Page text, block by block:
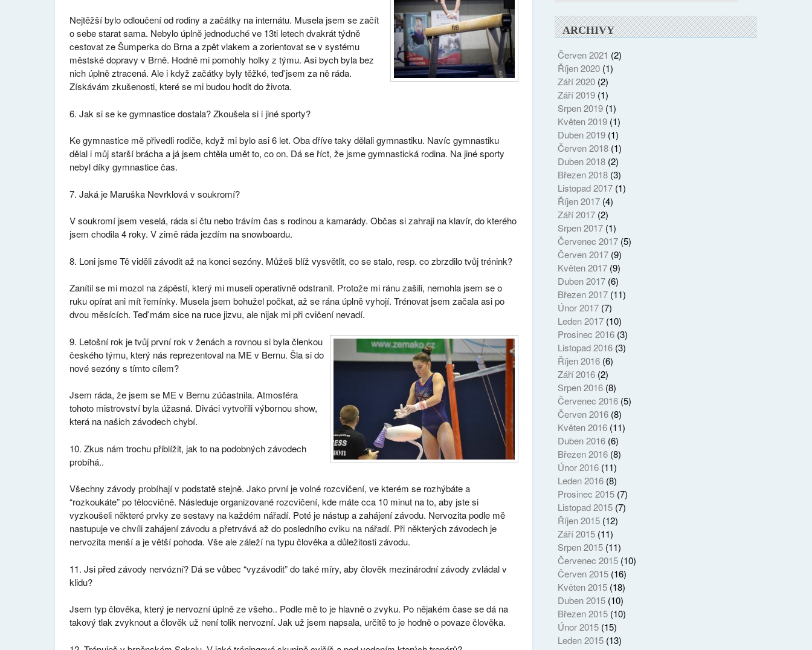
Nejtěžší bylo odloučení od rodiny a začátky na internátu. Musela jsem se začít
o sebe starat sama. Nebylo úplně jednoduché ve 13ti letech dvakrát týdně
cestovat ze Šumperka do Brna a zpět vlakem a zorientovat se v systému
městské dopravy v Brně. Hodně mi pomohly holky z týmu. Asi bych byla bez
nich úplně ztracená. Ale i když začátky byly těžké, teď jsem za ně ráda.
Získávám zkušenosti, které se mi budou hodit do života.
6. Jak si se ke gymnastice dostala? Zkoušela si i jiné sporty?
Ke gymnastice mě přivedli rodiče, když mi bylo asi 6 let. Oba dříve taky dělali gymnastiku. Navíc gymnastiku
dělal i můj starší brácha a já jsem chtěla umět to, co on. Dá se říct, že jsme gymnastická rodina. Na jiné sporty
nebyl díky gymnastice čas.
7. Jaká je Maruška Nevrklová v soukromí?
V soukromí jsem veselá, ráda si čtu nebo trávím čas s rodinou a kamarády. Občas si zahraji na klavír, do kterého
jsem chodila 4 roky. V zimě ráda jezdím na snowboardu.
8. Loni jsme Tě viděli závodit až na konci sezóny. Můžeš blíž vysvětlit, co se stalo, resp. co zbrzdilo tvůj trénink?
Zanítil se mi mozol na zápěstí, který mi museli operativně odstranit. Protože mi ránu zašili, nemohla jsem se o
ruku opírat ani mít řemínky. Musela jsem bohužel počkat, až se rána úplně vyhojí. Trénovat jsem začala asi po
dvou měsících. Teď mám sice na ruce jizvu, ale nijak mi při cvičení nevadí.
9. Letošní rok je tvůj první rok v ženách a rovnou si byla členkou
českého týmu, který nás reprezentoval na ME v Bernu. Šla si do
nové sezóny s tímto cílem?
Jsem ráda, že jsem se ME v Bernu zúčastnila. Atmosféra
tohoto mistrovství byla úžasná. Diváci vytvořili výbornou show,
která na našich závodech chybí.
10. Zkus nám trochu přiblížit, jak to na podobných závodech
probíhá..
Všechny závody probíhají v podstatě stejně. Jako první je volné rozcvičení, ve kterém se rozhýbáte a
“rozkoukáte” po tělocvičně. Následuje organizované rozcvičení, kde máte cca 10 minut na to, aby jste si
vyzkoušeli některé prvky ze sestavy na každém nářadí. Poté je nástup a zahájení závodu. Nervozita podle mě
nastupuje ve chvíli zahájení závodu a přetrvává až do posledního cviku na nářadí. Při některých závodech je
nervozita menší a je větší pohoda. Vše ale záleží na typu člověka a důležitosti závodu.
11. Jsi před závody nervózní? Dá se vůbec “vyzávodit” do také míry, aby člověk mezinárodní závody zvládal v
klidu?
Jsem typ člověka, který je nervozní úplně ze všeho.. Podle mě to je hlavně o zvyku. Po nějakém čase se dá na
takový tlak zvyknout a člověk už není tolik nervozní. Jak už jsem napsala, určitě to je hodně o povaze člověka.
ARCHIVY
Červen 2021 (2)
Říjen 2020(1)
Září 2020(2)
Září 2019(1)
Srpen 2019(1)
Květen 2019(1)
Duben 2019(1)
Červen 2018(1)
Duben 2018(2)
Březen 2018(3)
Listopad 2017(1)
Říjen 2017(4)
Září 2017(2)
Srpen 2017(1)
Červenec 2017(5)
Červen 2017(9)
Květen 2017(9)
Duben 2017(6)
Březen 2017(11)
Únor 2017(7)
Leden 2017(10)
Prosinec 2016(3)
Listopad 2016(3)
Říjen 2016(6)
Září 2016(2)
Srpen 2016(8)
Červenec 2016(5)
Červen 2016(8)
Květen 2016(11)
Duben 2016(6)
Březen 2016(8)
Únor 2016(11)
Leden 2016(8)
Prosinec 2015(7)
Listopad 2015(7)
Říjen 2015(12)
Září 2015(11)
Srpen 2015(11)
Červenec 2015(10)
Červen 2015(16)
Květen 2015(18)
Duben 2015(10)
Březen 2015(10)
Únor 2015(15)
Leden 2015(13)